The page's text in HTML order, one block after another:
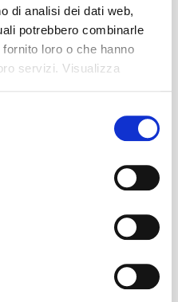
di analisi dei dati web,
potrebbero combinarle
loro o che hanno
servizi. Visualizza